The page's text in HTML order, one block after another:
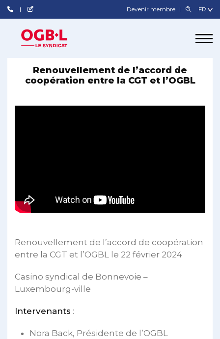
Devenir membre
Renouvellement de l’accord de
coopération entre la CGT et l’OGBL
Renouvellement de l’accord de coopération
entre la CGT et l’OGBL le 22 février 2024
Casino syndical de Bonnevoie –
Luxembourg-ville
Intervenants :
Nora Back, Présidente de l’OGBL